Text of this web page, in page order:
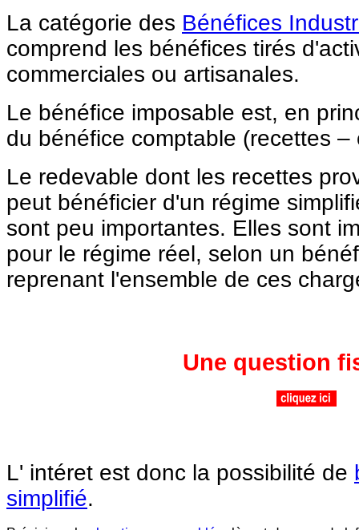
La catégorie des Bénéfices
comprend les bénéfices tirés
commerciales ou artisanales.
Le bénéfice imposable est, en
du bénéfice comptable (recettes –
Le redevable dont les recettes
peut bénéficier d'un régime
sont peu importantes. Elles sont
pour le régime réel, selon un
reprenant l'ensemble de ces
Une question
L' intéret est donc la possibilité de
simplifié.